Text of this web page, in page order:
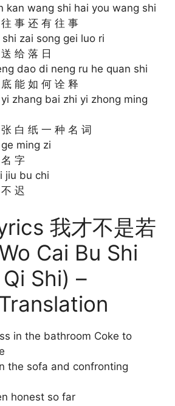
kan wang shi hai you wang shi
事 还 有 往 事
zai song gei luo ri
给 落 日
dao di neng ru he quan shi
能 如 何 诠 释
zhang bai zhi yi zhong ming
白 纸 一 种 名 词
ming zi
字
jiu bu chi
迟
我才不是若
Cai Bu Shi
Shi) –
in the bathroom Coke to
the sofa and confronting
honest so far